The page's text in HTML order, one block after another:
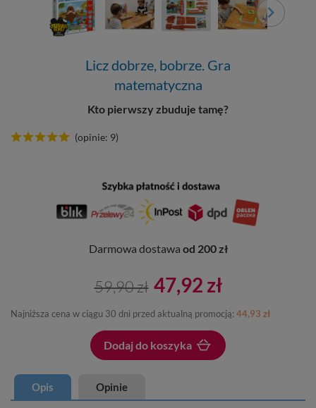
Licz dobrze, bobrze. Gra
matematyczna
Kto pierwszy zbuduje tamę?
(opinie: 9)
Darmowa dostawa od 200 zł
59,90 zł 47,92 zł
Najniższa cena w ciągu 30 dni przed aktualną promocją: 44,93 zł
Dodaj do koszyka
Opis Opinie